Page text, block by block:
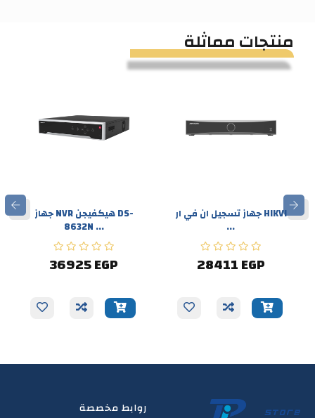
منتجات مماثلة
جهاز NVR هيكفيجن DS-
8632N ...
36925 EGP
جهاز تسجيل ان في ار HIKVI
...
28411 EGP
روابط مخصصة